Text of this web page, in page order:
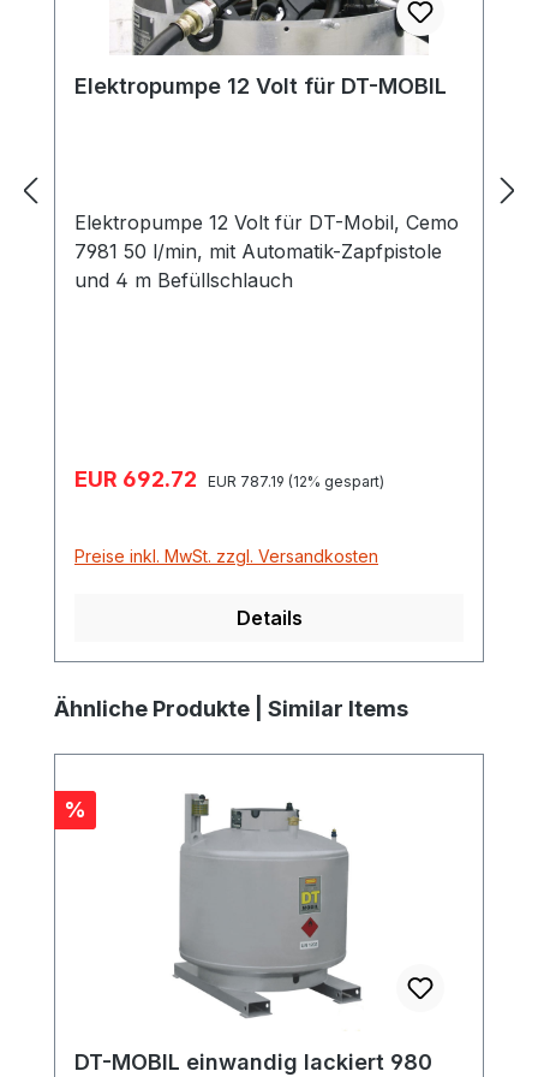
Elektropumpe 12 Volt für DT-MOBIL
Elektropumpe 12 Volt für DT-Mobil, Cemo
7981 50 l/min, mit Automatik-Zapfpistole
und 4 m Befüllschlauch
Verkaufspreis:
EUR 692.72 Regulärer Preis:
EUR 787.19 (12% gespart)
Preise inkl. MwSt. zzgl. Versandkosten
Details
Produktgalerie überspringen
Ähnliche Produkte | Similar Items
Rabatt
%
DT-MOBIL einwandig lackiert 980